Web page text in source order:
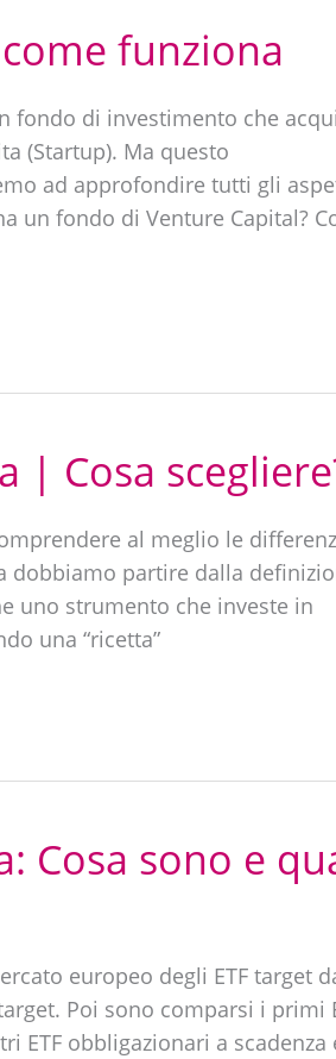
come funziona
fondo di investimento che
(Startup). Ma questo
ad approfondire tutti gli
un fondo di Venture Capital?
| Cosa
al meglio le
dobbiamo partire dalla
uno strumento che investe in
una “ricetta”
Cosa sono e
europeo degli ETF target
Poi sono comparsi i primi
ETF obbligazionari a scadenza